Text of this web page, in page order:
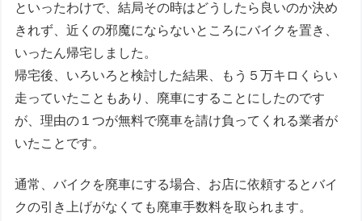
といったわけで、結局その時はどうしたら良いのか決め
きれず、近くの邪魔にならないところにバイクを置き、
いったん帰宅しました。
帰宅後、いろいろと検討した結果、もう５万キロくらい
走っていたこともあり、廃車にすることにしたのです
が、理由の１つが無料で廃車を請け負ってくれる業者が
いたことです。
通常、バイクを廃車にする場合、お店に依頼するとバイ
クの引き上げがなくても廃車手数料を取られます。